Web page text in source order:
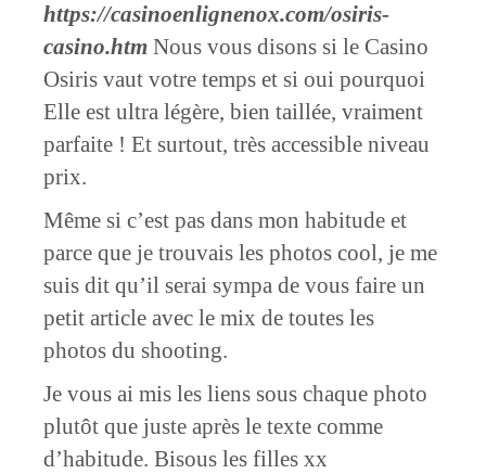
https://casinoenlignenox.com/osiris-
casino.htm Nous vous disons si le Casino
Osiris vaut votre temps et si oui pourquoi
Elle est ultra légère, bien taillée, vraiment
parfaite ! Et surtout, très accessible niveau
prix.
Même si c’est pas dans mon habitude et
parce que je trouvais les photos cool, je me
suis dit qu’il serai sympa de vous faire un
petit article avec le mix de toutes les
photos du shooting.
Je vous ai mis les liens sous chaque photo
plutôt que juste après le texte comme
d’habitude. Bisous les filles xx